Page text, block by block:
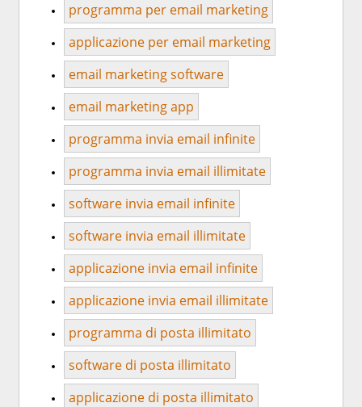
programma per email marketing
applicazione per email marketing
email marketing software
email marketing app
programma invia email infinite
programma invia email illimitate
software invia email infinite
software invia email illimitate
applicazione invia email infinite
applicazione invia email illimitate
programma di posta illimitato
software di posta illimitato
applicazione di posta illimitato